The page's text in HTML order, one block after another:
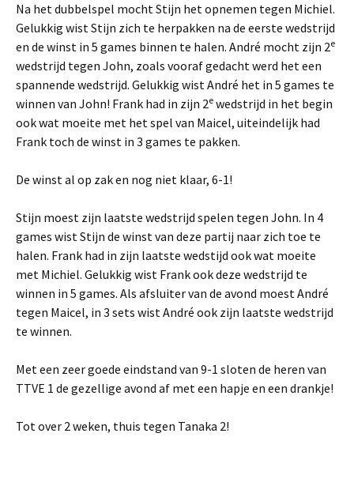
Na het dubbelspel mocht Stijn het opnemen tegen Michiel.
Gelukkig wist Stijn zich te herpakken na de eerste wedstrijd
en de winst in 5 games binnen te halen. André mocht zijn 2e
wedstrijd tegen John, zoals vooraf gedacht werd het een
spannende wedstrijd. Gelukkig wist André het in 5 games te
winnen van John! Frank had in zijn 2e wedstrijd in het begin
ook wat moeite met het spel van Maicel, uiteindelijk had
Frank toch de winst in 3 games te pakken.
De winst al op zak en nog niet klaar, 6-1!
Stijn moest zijn laatste wedstrijd spelen tegen John. In 4
games wist Stijn de winst van deze partij naar zich toe te
halen. Frank had in zijn laatste wedstijd ook wat moeite
met Michiel. Gelukkig wist Frank ook deze wedstrijd te
winnen in 5 games. Als afsluiter van de avond moest André
tegen Maicel, in 3 sets wist André ook zijn laatste wedstrijd
te winnen.
Met een zeer goede eindstand van 9-1 sloten de heren van
TTVE 1 de gezellige avond af met een hapje en een drankje!
Tot over 2 weken, thuis tegen Tanaka 2!